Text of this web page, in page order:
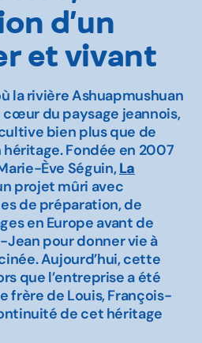
d’un
et vivant
la rivière Ashuapmushuan
du paysage jeannois,
bien plus que de
héritage. Fondée en 2007
Ève Séguin,La
projet mûri avec
de préparation, de
en Europe avant de
pour donner vie à
Aujourd’hui, cette
que l’entreprise a été
frère de Louis, François-
de cet héritage